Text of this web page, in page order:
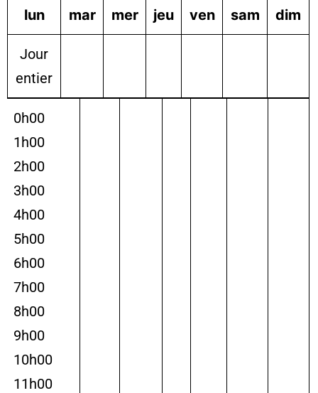
lun
mar
mer
jeu
ven
sam
dim
Jour
entier
0h00
1h00
2h00
3h00
4h00
5h00
6h00
7h00
8h00
9h00
10h00
11h00